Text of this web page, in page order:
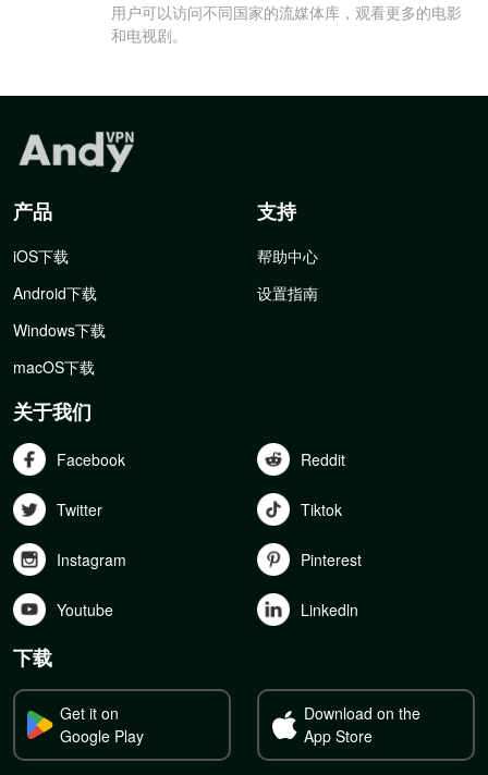
用户可以访问不同国家的流媒体库，观看更多的电影
和电视剧。
产品
iOS下载
Android下载
Windows下载
macOS下载
支持
帮助中心
设置指南
关于我们
Facebook Reddit
Twitter Tiktok
Instagram Pinterest
Youtube Linkedln
下载
Get it on
Google Play
Download on the
App Store